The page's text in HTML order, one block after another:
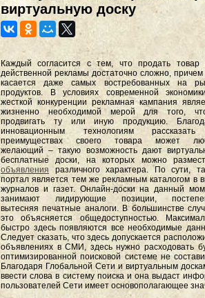
виртуальную доску
Каждый согласится с тем, что продать товар
действенной рекламы достаточно сложно, причем
касается даже самых востребованных на
продуктов. В условиях современной
жесткой конкуренции рекламная кампания
жизненно необходимой мерой для того,
продвигать ту или иную продукцию.
инновационным технологиям
преимуществах своего товара может
желающий – такую возможность дают
бесплатные доски, на которых можно
объявления различного характера. По сути,
портал является тем же рекламным каталогом в
журналов и газет. Онлайн-доски на данный
занимают лидирующие позиции,
вытесняя печатные аналоги. В большинстве
это объясняется общедоступностью.
быстро здесь появляются все необходимые
Следует сказать, что здесь допускается
объявлениях в СМИ, здесь нужно расходовать
оптимизированной поисковой системе не
Благодаря Глобальной Сети и виртуальным
ввести слова в систему поиска и она выдаст
пользователей Сети имеет основополагающее